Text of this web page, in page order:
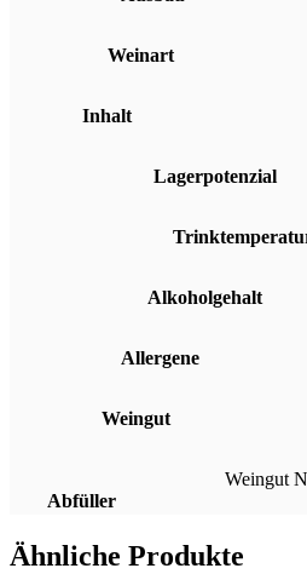
Weinart
Inhalt
Lagerpotenzial
Alkoholgehalt
Allergene
Weingut
Abfüller
Weingut
Ähnliche Produkte